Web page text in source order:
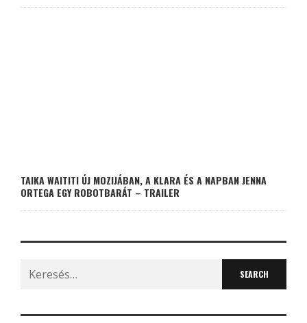
TAIKA WAITITI ÚJ MOZIJÁBAN, A KLARA ÉS A NAPBAN JENNA
ORTEGA EGY ROBOTBARÁT – TRAILER
Search
for: